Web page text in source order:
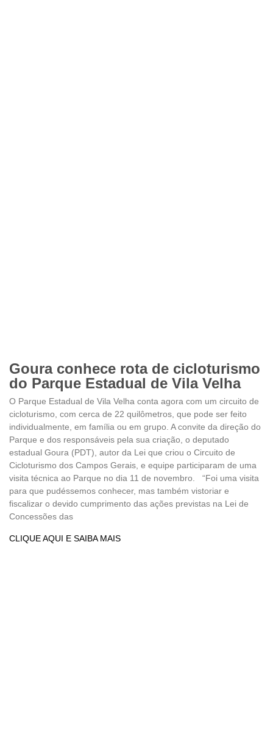
Goura conhece rota de cicloturismo
do Parque Estadual de Vila Velha
O Parque Estadual de Vila Velha conta agora com um circuito de
cicloturismo, com cerca de 22 quilômetros, que pode ser feito
individualmente, em família ou em grupo. A convite da direção do
Parque e dos responsáveis pela sua criação, o deputado
estadual Goura (PDT), autor da Lei que criou o Circuito de
Cicloturismo dos Campos Gerais, e equipe participaram de uma
visita técnica ao Parque no dia 11 de novembro. “Foi uma visita
para que pudéssemos conhecer, mas também vistoriar e
fiscalizar o devido cumprimento das ações previstas na Lei de
Concessões das
CLIQUE AQUI E SAIBA MAIS